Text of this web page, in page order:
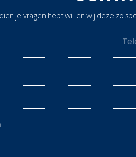
je vragen hebt willen wij deze zo